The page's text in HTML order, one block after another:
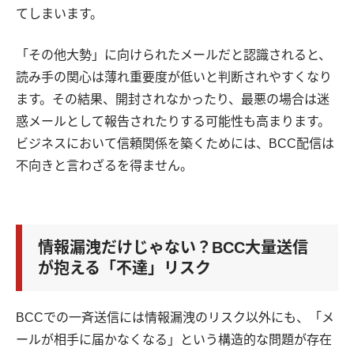
てしまいます。
「その他大勢」に向けられたメールだと認識されると、
読み手の関心は薄れ重要度が低いと判断されやすくなり
ます。その結果、開封されなかったり、最悪の場合は迷
惑メールとして報告されたりする可能性も高まります。
ビジネスにおいて信頼関係を築くためには、BCC配信は
不向きと言わざるを得ません。
情報漏洩だけじゃない？BCC大量送信
が抱える「不達」リスク
BCCでの一斉送信には情報漏洩のリスク以外にも、「メ
ールが相手に届かなくなる」という構造的な問題が存在